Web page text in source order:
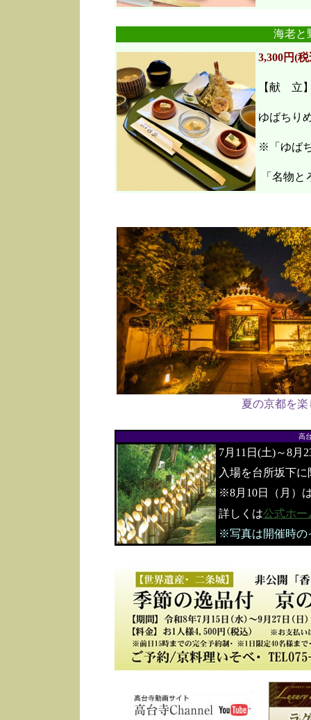
海老
3,300円(
【献 立
ゆばちり
※「ゆば
「名物と
夏の京都を
高
7月11日(土)～8月
入場を台所坂下
※8月10日（月）
詳しくは公式ホー
※写真は開催時の